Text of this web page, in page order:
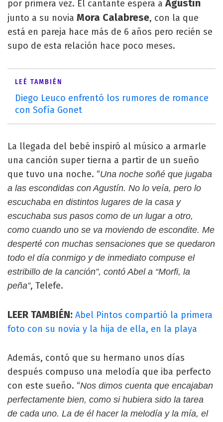
por primera vez. El cantante espera aAgustín
junto a su novia Mora Calabrese, con la que
está en pareja hace más de 6 años pero recién se
supo de esta relación hace poco meses.
LEÉ TAMBIÉN
Diego Leuco enfrentó los rumores de romance
con Sofía Gonet
La llegada del bebé inspiró al músico a armarle
una canción super tierna a partir de un sueño
que tuvo una noche. “Una noche soñé que jugaba
a las escondidas con Agustín. No lo veía, pero lo
escuchaba en distintos lugares de la casa y
escuchaba sus pasos como de un lugar a otro,
como cuando uno se va moviendo de escondite. Me
desperté con muchas sensaciones que se quedaron
todo el día conmigo y de inmediato compuse el
estribillo de la canción”, contó Abel a “Morfi, la
peña”, Telefe.
LEER TAMBIÉN: Abel Pintos compartió la primera
foto con su novia y la hija de ella, en la playa
Además, contó que su hermano unos días
después compuso una melodía que iba perfecto
con este sueño. “Nos dimos cuenta que encajaban
perfectamente bien, como si hubiera sido la tarea
de cada uno. La de él hacer la melodía y la mía, el